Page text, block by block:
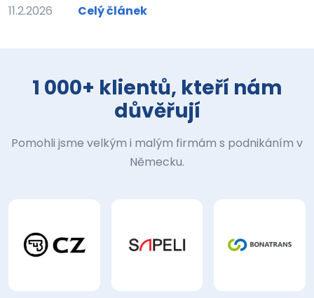
11.2.2026 Celý článek
1 000+ klientů, kteří nám
důvěřují
Pomohli jsme velkým i malým firmám s podnikáním v
Německu.